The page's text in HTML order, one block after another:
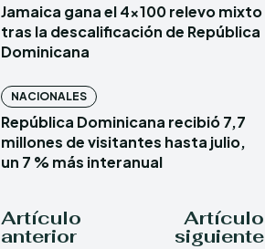
Jamaica gana el 4×100 relevo mixto
tras la descalificación de República
Dominicana
NACIONALES
República Dominicana recibió 7,7
millones de visitantes hasta julio,
un 7 % más interanual
Artículo
anterior
Artículo
siguiente